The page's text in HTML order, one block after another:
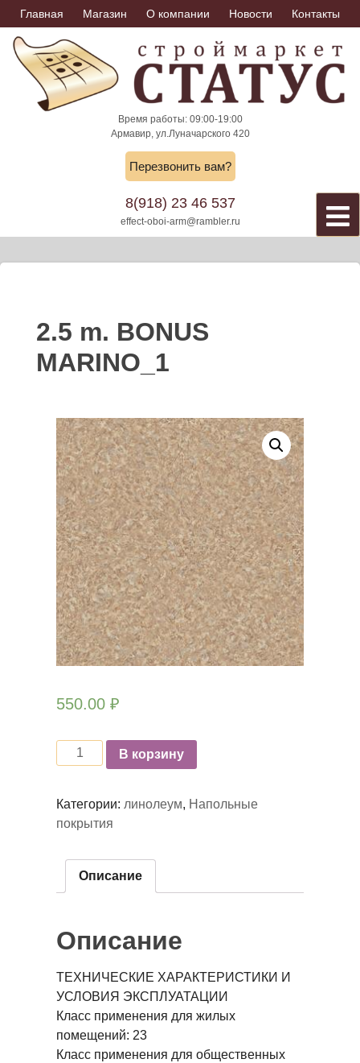
Skip
to
content
Главная Магазин О компании Новости Контакты
Время работы: 09:00-19:00
Армавир, ул.Луначарского 420
Перезвонить вам?
8(918) 23 46 537
effect-oboi-arm@rambler.ru
2.5 m. BONUS
MARINO_1
550.00 ₽
КоличествоВ корзину
Категории: линолеум, Напольные
покрытия
Описание
Описание
ТЕХНИЧЕСКИЕ ХАРАКТЕРИСТИКИ И
УСЛОВИЯ ЭКСПЛУАТАЦИИ
Класс применения для жилых
помещений: 23
Класс применения для общественных